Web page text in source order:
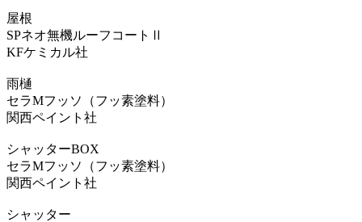
屋根
SPネオ無機ルーフコートⅡ
KFケミカル社
雨樋
セラMフッソ（フッ素塗料）
関西ペイント社
シャッターBOX
セラMフッソ（フッ素塗料）
関西ペイント社
シャッター